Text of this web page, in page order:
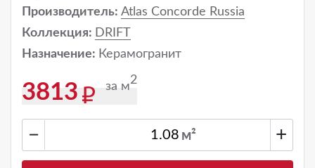
Производитель: Atlas Concorde Russia
Коллекция: DRIFT
Назначение: Керамогранит
3813 за м2
− м² +